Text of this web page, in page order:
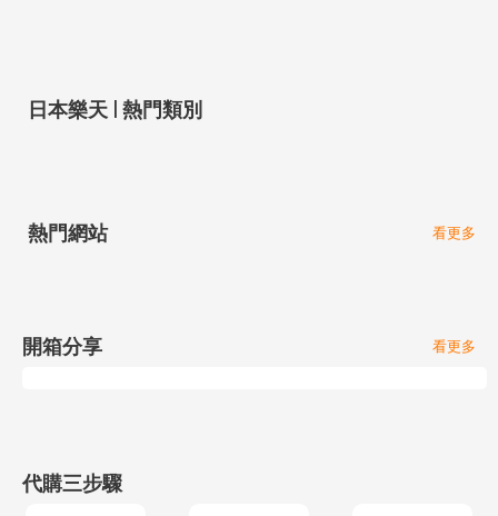
日本樂天 | 熱門類別
熱門網站 看更多
開箱分享 看更多
代購三步驟